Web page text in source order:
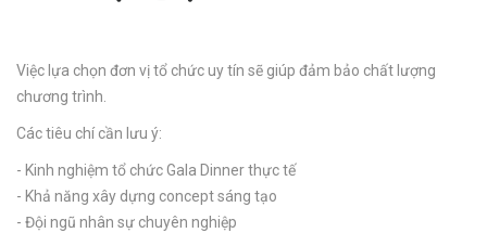
Việc lựa chọn đơn vị tổ chức uy tín sẽ giúp đảm bảo chất lượng
chương trình.
Các tiêu chí cần lưu ý:
- Kinh nghiệm tổ chức Gala Dinner thực tế
- Khả năng xây dựng concept sáng tạo
- Đội ngũ nhân sự chuyên nghiệp